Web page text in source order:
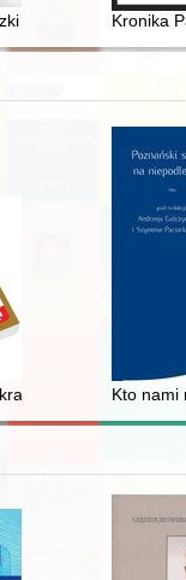
= 25 years of
Kronika
w rejencjiKto nami